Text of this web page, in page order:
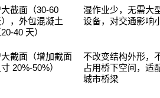
截面（30-60
），外包混凝土
20-40 天）
湿作业少，无需大
设备，对交通影响
截面（增加截面
20%-50%）
不改变结构外形，
占用桥下空间，适
城市桥梁